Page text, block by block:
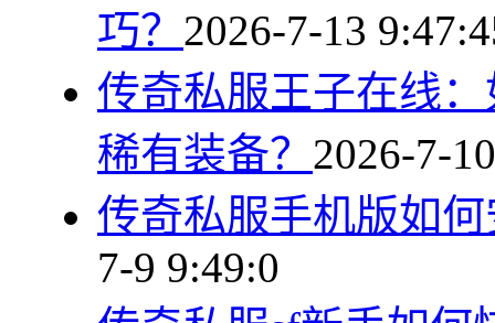
巧？ 2026-7-13
传奇私服王子在线
稀有装备？ 2026-7-
传奇私服手机版如
7-9 9:49:0